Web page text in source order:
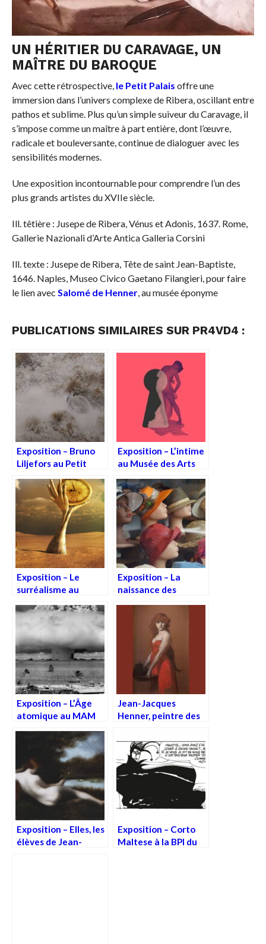
UN HÉRITIER DU CARAVAGE, UN
MAÎTRE DU BAROQUE
Avec cette rétrospective, le Petit Palais offre une
immersion dans l’univers complexe de Ribera, oscillant entre
pathos et sublime. Plus qu’un simple suiveur du Caravage, il
s’impose comme un maître à part entière, dont l’œuvre,
radicale et bouleversante, continue de dialoguer avec les
sensibilités modernes.
Une exposition incontournable pour comprendre l’un des
plus grands artistes du XVIIe siècle.
Ill. têtière : Jusepe de Ribera, Vénus et Adonis, 1637. Rome,
Gallerie Nazionali d’Arte Antica Galleria Corsini
Ill. texte : Jusepe de Ribera, Tête de saint Jean-Baptiste,
1646. Naples, Museo Civico Gaetano Filangieri, pour faire
le lien avec Salomé de Henner, au musée éponyme
PUBLICATIONS SIMILAIRES SUR PR4VD4 :
Exposition – Bruno
Liljefors au Petit
Exposition – L’intime
au Musée des Arts
Exposition – Le
surréalisme au
Exposition – La
naissance des
Exposition – L’Âge
atomique au MAM
Jean-Jacques
Henner, peintre des
Exposition – Elles, les
élèves de Jean-
Exposition – Corto
Maltese à la BPI du